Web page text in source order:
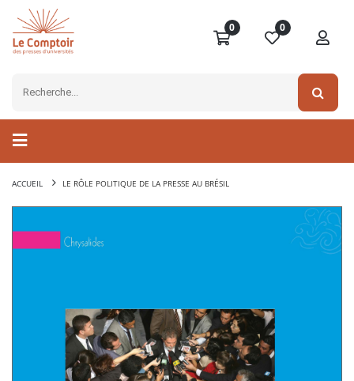
0 0
ACCUEIL LE RÔLE POLITIQUE DE LA PRESSE AU BRÉSIL